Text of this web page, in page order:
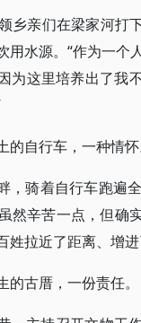
乡亲们在梁家河打
用水源。“作为一个
为这里培养出了我
的自行车，一种情怀
，骑着自行车跑遍全
然辛苦一点，但确
姓拉近了距离、增
的古厝，一份责任。